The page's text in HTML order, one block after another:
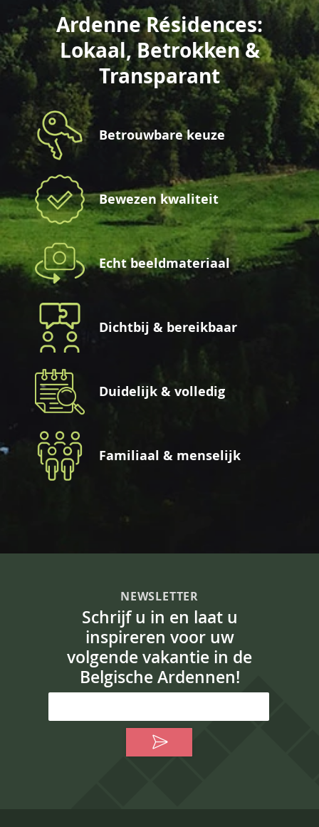
Ardenne Résidences:
Lokaal, Betrokken &
Transparant
Betrouwbare keuze
Bewezen kwaliteit
Echt beeldmateriaal
Dichtbij & bereikbaar
Duidelijk & volledig
Familiaal & menselijk
NEWSLETTER
Schrijf u in en laat u
inspireren voor uw
volgende vakantie in de
Belgische Ardennen!